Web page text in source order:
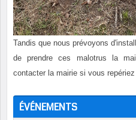
Tandis que nous prévoyons
de prendre ces malotrus la
contacter la mairie si vous repériez
ÉVÉNEMENTS